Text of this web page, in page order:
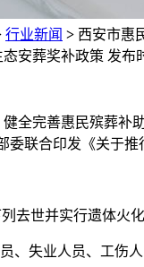
行业新闻 > 西安市惠
安葬奖补政策 发布
完善惠民殡葬补助
委联合印发《关于
世并实行遗体火化
失业人员、工伤人